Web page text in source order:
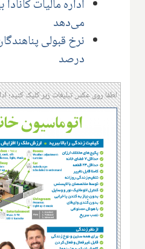
اداره مالیات
می‌دهد
درصد
لطفا روی عکس تبلیغات زیر کلیک کنید؛